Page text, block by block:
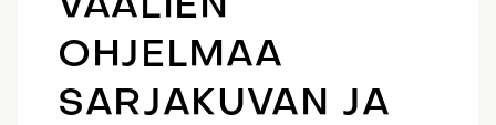
VAALIEN
OHJELMAA
SARJAKUVAN JA